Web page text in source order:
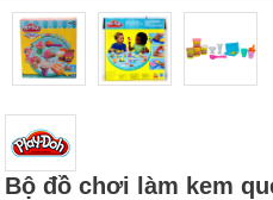
Bộ đồ chơi làm kem